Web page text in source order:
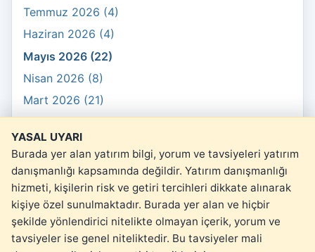
Temmuz 2026 (4)
Haziran 2026 (4)
Mayıs 2026 (22)
Nisan 2026 (8)
Mart 2026 (21)
Şubat 2026 (10)
Ocak 2026 (3)
Yasal Uyarı
YASAL UYARI
Burada yer alan yatırım bilgi, yorum ve tavsiyeleri yatırım
danışmanlığı kapsamında değildir. Yatırım danışmanlığı
hizmeti, kişilerin risk ve getiri tercihleri dikkate alınarak
kişiye özel sunulmaktadır. Burada yer alan ve hiçbir
şekilde yönlendirici nitelikte olmayan içerik, yorum ve
tavsiyeler ise genel niteliktedir. Bu tavsiyeler mali
© 2026 kartopu.money